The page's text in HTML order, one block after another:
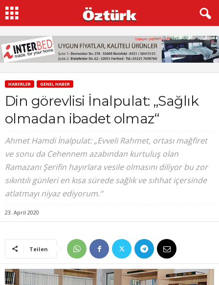
HABERLER GENEL HABER
Din görevlisi İnalpulat: „Sağlık
olmadan ibadet olmaz“
Ahmet Hamdi İnalpulat: „Evveli Rahmet, ortası mağfiret
ve sonu da Cehennem azabından kurtuluş olan
Ramazanı Şerifin hayırlara vesile olmasını diliyor bu zor
sıkıntılı günleri en kısa sürede sağlık ve sıhhat içersinde
atlatmayı niyaz ediyorum.“
23. April 2020
Teilen